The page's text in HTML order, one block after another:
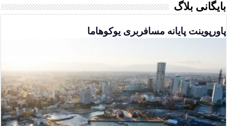
بایگانی بلاگ
پاورپوینت پایانه مسافربری یوکوهاما